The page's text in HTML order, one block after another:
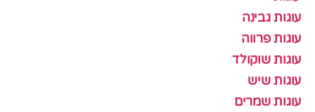
עוגות גבינה
עוגות פרווה
עוגות שוקולד
עוגות שיש
עוגות שמרים